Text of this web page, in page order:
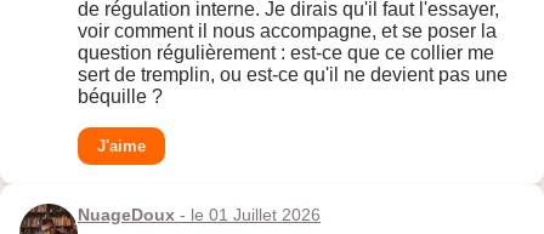
de régulation interne. Je dirais qu'il faut l'essayer,
voir comment il nous accompagne, et se poser la
question régulièrement : est-ce que ce collier me
sert de tremplin, ou est-ce qu'il ne devient pas une
béquille ?
J'aime
NuageDoux - le 01 Juillet 2026